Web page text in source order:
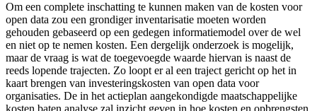
Om een complete inschatting te kunnen maken van de kosten voor
open data zou een grondiger inventarisatie moeten worden
gehouden gebaseerd op een gedegen informatiemodel over de wel
en niet op te nemen kosten. Een dergelijk onderzoek is mogelijk,
maar de vraag is wat de toegevoegde waarde hiervan is naast de
reeds lopende trajecten. Zo loopt er al een traject gericht op het in
kaart brengen van investeringskosten van open data voor
organisaties. De in het actieplan aangekondigde maatschappelijke